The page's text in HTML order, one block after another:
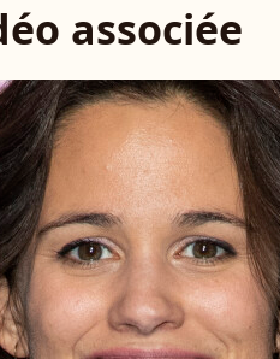
associée